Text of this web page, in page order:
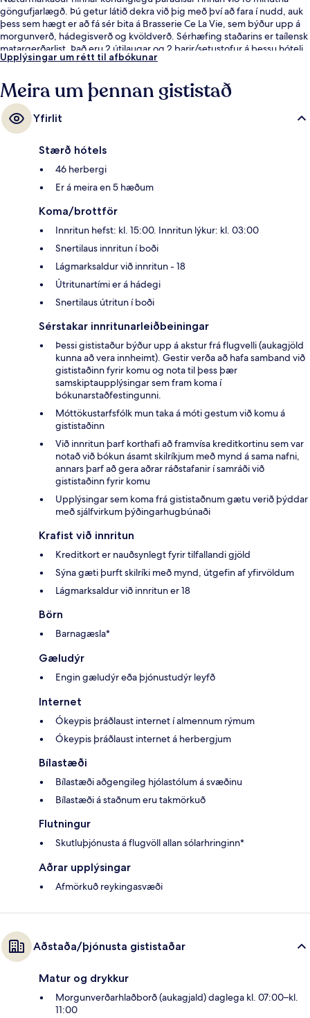
göngufjarlægð. Þú getur látið dekra við þig með því að fara í nudd, auk
þess sem hægt er að fá sér bita á Brasserie Ce La Vie, sem býður upp á
morgunverð, hádegisverð og kvöldverð. Sérhæfing staðarins er taílensk
matargerðarlist. Það eru 2 útilaugar og 2 barir/setustofur á þessu hóteli
fyrir vandláta auk þess sem ýmis þægindi eru á herbergjum eins og t.d.
gististaðarins sé hjálpsamt starfsfólk.
Upplýsingar um rétt til afbókunar
Meira um þennan gististað
Yfirlit
Stærð hótels
46 herbergi
Er á meira en 5 hæðum
Koma/brottför
Innritun hefst: kl. 15:00. Innritun lýkur: kl. 03:00
Snertilaus innritun í boði
Lágmarksaldur við innritun - 18
Útritunartími er á hádegi
Snertilaus útritun í boði
Sérstakar innritunarleiðbeiningar
Þessi gististaður býður upp á akstur frá flugvelli (aukagjöld
kunna að vera innheimt). Gestir verða að hafa samband við
gististaðinn fyrir komu og nota til þess þær
samskiptaupplýsingar sem fram koma í
bókunarstaðfestingunni.
Móttökustarfsfólk mun taka á móti gestum við komu á
gististaðinn
Við innritun þarf korthafi að framvísa kreditkortinu sem var
notað við bókun ásamt skilríkjum með mynd á sama nafni,
annars þarf að gera aðrar ráðstafanir í samráði við
gististaðinn fyrir komu
Upplýsingar sem koma frá gististaðnum gætu verið þýddar
með sjálfvirkum þýðingarhugbúnaði
Krafist við innritun
Kreditkort er nauðsynlegt fyrir tilfallandi gjöld
Sýna gæti þurft skilríki með mynd, útgefin af yfirvöldum
Lágmarksaldur við innritun er 18
Börn
Barnagæsla*
Gæludýr
Engin gæludýr eða þjónustudýr leyfð
Internet
Ókeypis þráðlaust internet í almennum rýmum
Ókeypis þráðlaust internet á herbergjum
Bílastæði
Bílastæði aðgengileg hjólastólum á svæðinu
Bílastæði á staðnum eru takmörkuð
Flutningur
Skutluþjónusta á flugvöll allan sólarhringinn*
Aðrar upplýsingar
Afmörkuð reykingasvæði
Aðstaða/þjónusta gististaðar
Matur og drykkur
Morgunverðarhlaðborð (aukagjald) daglega kl. 07:00–kl.
11:00